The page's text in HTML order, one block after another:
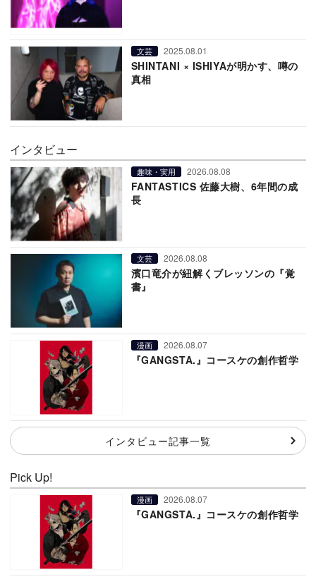
文芸 2025.08.01
SHINTANI × ISHIYAが明かす、噂の
真相
インタビュー
趣味・実用 2026.08.08
FANTASTICS 佐藤大樹、6年間の成
長
文芸 2026.08.08
濱口竜介が紐解くブレッソンの『覚
書』
漫画 2026.08.07
『GANGSTA.』コースケの創作哲学
インタビュー記事一覧
Pick Up!
漫画 2026.08.07
『GANGSTA.』コースケの創作哲学